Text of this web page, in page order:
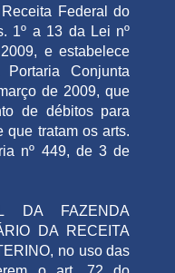
Federal do
1º a 13 da Lei nº
e estabelece
Portaria Conjunta
de 2009, que
de débitos para
que tratam os arts.
nº 449, de 3 de
DA FAZENDA
DA RECEITA
no uso das